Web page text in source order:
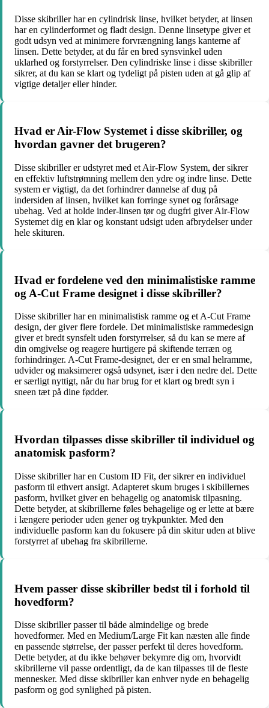
Disse skibriller har en cylindrisk linse, hvilket betyder, at linsen
har en cylinderformet og fladt design. Denne linsetype giver et
godt udsyn ved at minimere forvrængning langs kanterne af
linsen. Dette betyder, at du får en bred synsvinkel uden
uklarhed og forstyrrelser. Den cylindriske linse i disse skibriller
sikrer, at du kan se klart og tydeligt på pisten uden at gå glip af
vigtige detaljer eller hinder.
Hvad er Air-Flow Systemet i disse skibriller, og
hvordan gavner det brugeren?
Disse skibriller er udstyret med et Air-Flow System, der sikrer
en effektiv luftstrømning mellem den ydre og indre linse. Dette
system er vigtigt, da det forhindrer dannelse af dug på
indersiden af linsen, hvilket kan forringe synet og forårsage
ubehag. Ved at holde inder-linsen tør og dugfri giver Air-Flow
Systemet dig en klar og konstant udsigt uden afbrydelser under
hele skituren.
Hvad er fordelene ved den minimalistiske ramme
og A-Cut Frame designet i disse skibriller?
Disse skibriller har en minimalistisk ramme og et A-Cut Frame
design, der giver flere fordele. Det minimalistiske rammedesign
giver et bredt synsfelt uden forstyrrelser, så du kan se mere af
din omgivelse og reagere hurtigere på skiftende terræn og
forhindringer. A-Cut Frame-designet, der er en smal helramme,
udvider og maksimerer også udsynet, især i den nedre del. Dette
er særligt nyttigt, når du har brug for et klart og bredt syn i
sneen tæt på dine fødder.
Hvordan tilpasses disse skibriller til individuel og
anatomisk pasform?
Disse skibriller har en Custom ID Fit, der sikrer en individuel
pasform til ethvert ansigt. Adapteret skum bruges i skibillernes
pasform, hvilket giver en behagelig og anatomisk tilpasning.
Dette betyder, at skibrillerne føles behagelige og er lette at bære
i længere perioder uden gener og trykpunkter. Med den
individuelle pasform kan du fokusere på din skitur uden at blive
forstyrret af ubehag fra skibrillerne.
Hvem passer disse skibriller bedst til i forhold til
hovedform?
Disse skibriller passer til både almindelige og brede
hovedformer. Med en Medium/Large Fit kan næsten alle finde
en passende størrelse, der passer perfekt til deres hovedform.
Dette betyder, at du ikke behøver bekymre dig om, hvorvidt
skibrillerne vil passe ordentligt, da de kan tilpasses til de fleste
mennesker. Med disse skibriller kan enhver nyde en behagelig
pasform og god synlighed på pisten.